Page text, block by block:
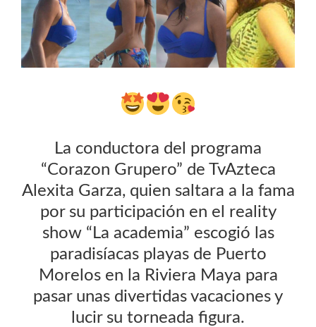
La conductora del programa
“Corazon Grupero” de TvAzteca
Alexita Garza, quien saltara a la fama
por su participación en el reality
show “La academia” escogió las
paradisíacas playas de Puerto
Morelos en la Riviera Maya para
pasar unas divertidas vacaciones y
lucir su torneada figura.